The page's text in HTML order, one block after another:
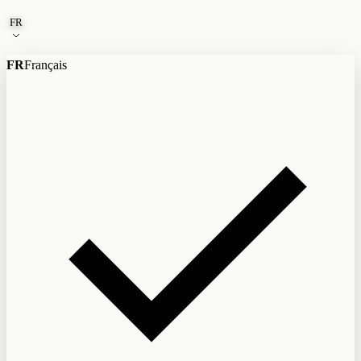
Aller au contenu
FR
FRFrançais